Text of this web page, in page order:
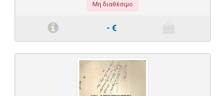
Μη διαθέσιμο
- €